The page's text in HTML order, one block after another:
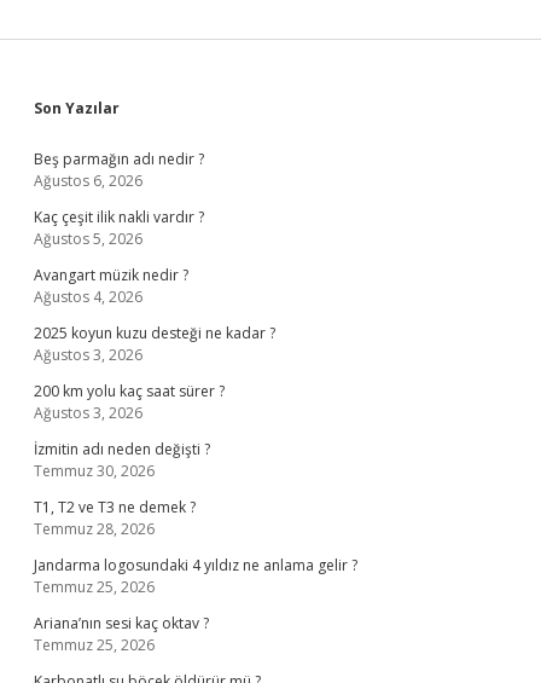
Sidebar
Son Yazılar
Beş parmağın adı nedir ?
Ağustos 6, 2026
Kaç çeşit ilik nakli vardır ?
Ağustos 5, 2026
Avangart müzik nedir ?
Ağustos 4, 2026
2025 koyun kuzu desteği ne kadar ?
Ağustos 3, 2026
200 km yolu kaç saat sürer ?
Ağustos 3, 2026
İzmitin adı neden değişti ?
Temmuz 30, 2026
T1, T2 ve T3 ne demek ?
Temmuz 28, 2026
Jandarma logosundaki 4 yıldız ne anlama gelir ?
Temmuz 25, 2026
Ariana’nın sesi kaç oktav ?
Temmuz 25, 2026